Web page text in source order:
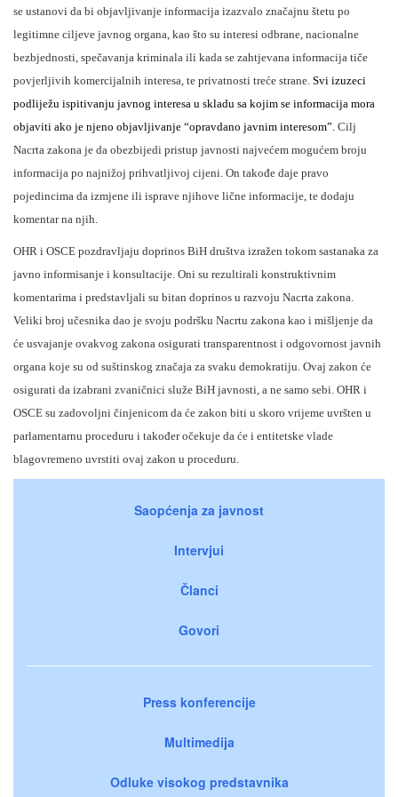
se ustanovi da bi objavljivanje informacija izazvalo značajnu štetu po
legitimne ciljeve javnog organa, kao što su interesi odbrane, nacionalne
bezbjednosti, spečavanja kriminala ili kada se zahtjevana informacija tiče
povjerljivih komercijalnih interesa, te privatnosti treće strane. Svi izuzeci
podliježu ispitivanju javnog interesa u skladu sa kojim se informacija mora
objaviti ako je njeno objavljivanje “opravdano javnim interesom”. Cilj
Nacrta zakona je da obezbijedi pristup javnosti najvećem mogućem broju
informacija po najnižoj prihvatljivoj cijeni. On takođe daje pravo
pojedincima da izmjene ili isprave njihove lične informacije, te dodaju
komentar na njih.
OHR i OSCE pozdravljaju doprinos BiH društva izražen tokom sastanaka za
javno informisanje i konsultacije. Oni su rezultirali konstruktivnim
komentarima i predstavljali su bitan doprinos u razvoju Nacrta zakona.
Veliki broj učesnika dao je svoju podršku Nacrtu zakona kao i mišljenje da
će usvajanje ovakvog zakona osigurati transparentnost i odgovornost javnih
organa koje su od suštinskog značaja za svaku demokratiju. Ovaj zakon će
osigurati da izabrani zvaničnici služe BiH javnosti, a ne samo sebi. OHR i
OSCE su zadovoljni činjenicom da će zakon biti u skoro vrijeme uvršten u
parlamentarnu proceduru i također očekuje da će i entitetske vlade
blagovremeno uvrstiti ovaj zakon u proceduru.
Saopćenja za javnost
Intervjui
Članci
Govori
Press konferencije
Multimedija
Odluke visokog predstavnika